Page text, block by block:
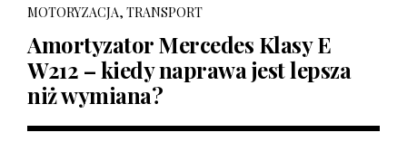
MOTORYZACJA, TRANSPORT
Amortyzator Mercedes Klasy E
W212 – kiedy naprawa jest lepsza
niż wymiana?